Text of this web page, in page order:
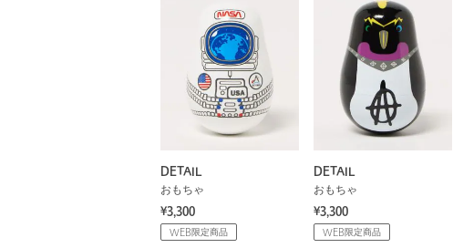
DETAIL
おもちゃ
¥3,300
WEB限定商品
DETAIL
おもちゃ
¥3,300
WEB限定商品